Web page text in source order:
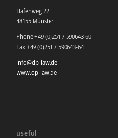
Hafenweg 22
48155 Münster
Phone +49 (0)251 / 590643-60
Fax +49 (0)251 / 590643-64
info@clp-law.de
www.clp-law.de
useful